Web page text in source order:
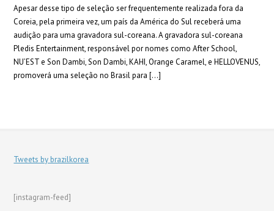
Apesar desse tipo de seleção ser frequentemente realizada fora da
Coreia, pela primeira vez, um país da América do Sul receberá uma
audição para uma gravadora sul-coreana. A gravadora sul-coreana
Pledis Entertainment, responsável por nomes como After School,
NU’EST e Son Dambi, Son Dambi, KAHI, Orange Caramel, e HELLOVENUS,
promoverá uma seleção no Brasil para […]
Tweets by brazilkorea
[instagram-feed]